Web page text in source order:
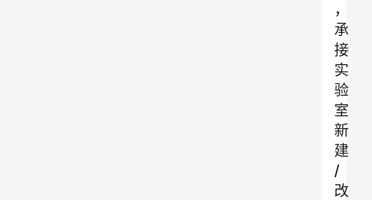
，
承
接
实
验
室
新
建
/
改